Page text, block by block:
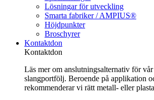
Lösningar för utveckling
Smarta fabriker / AMPIUS®
Höjdpunkter
Broschyrer
Kontaktdon
Kontaktdon
Läs mer om anslutningsalternativ för
slangportfölj. Beroende på applikation
rekommenderar vi rätt metall- eller